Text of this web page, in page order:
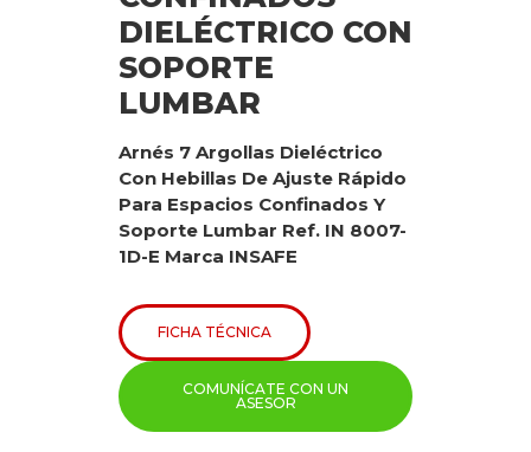
DIELÉCTRICO CON
SOPORTE
LUMBAR
Arnés 7 Argollas Dieléctrico
Con Hebillas De Ajuste Rápido
Para Espacios Confinados Y
Soporte Lumbar Ref. IN 8007-
1D-E Marca INSAFE
FICHA TÉCNICA
COMUNÍCATE CON UN
ASESOR